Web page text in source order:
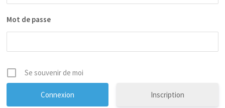
Mot de passe
Se souvenir de moi
Inscription